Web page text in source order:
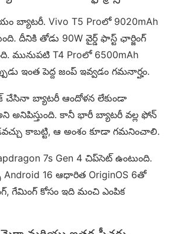
బ్యాటరీ. Vivo T5 Proలో 9020mAh
దీనికి తోడు 90W వైర్డ్ ఫాస్ట్ ఛార్జింగ్
మునుపటి T4 Proలో 6500mAh
ఇంత పెద్ద జంప్ ఇవ్వడం గమనార్హం.
బ్యాటరీ ఆందోళన లేకుండా
అనిపిస్తుంది. కానీ భారీ బ్యాటరీ వల్ల ఫోన్
కాబట్టి, ఆ అంశం కూడా గమనించాలి.
7s Gen 4 చిప్‌సెట్ ఉంటుంది.
16 ఆధారిత OriginOS 6తో
గేమింగ్ కోసం ఇది మంచి ఎంపిక